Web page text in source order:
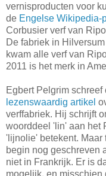
vernisproducten voor
de Engelse Wikipedia-
Corbusier verf van
De fabriek in
kwam alle verf van
2011 is het merk in
Egbert Pelgrim schreef
lezenswaardig artikel
verffabriek. Hij schrijft
woorddeel 'lin' aan het
'lijnolie' betekent. Maar
begin nog geschreven
niet in Frankrijk. Er is
mogelijk, en misschien